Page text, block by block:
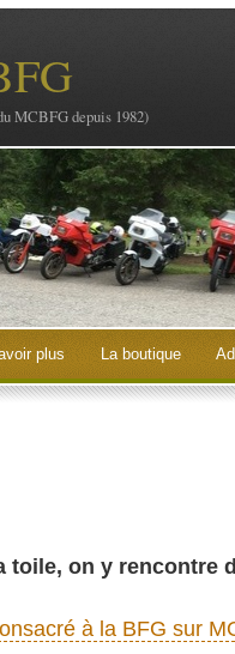
MCBFG depuis 1982)
plus La boutique
toile, on y rencontre
à la BFG sur